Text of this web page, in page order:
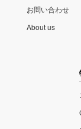
お問い合わせ
About us